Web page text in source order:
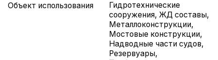
Объект использования
Гидротехнические
сооружения, ЖД составы,
Металлоконструкции,
Мостовые конструкции,
Надводные части судов,
Резервуары,